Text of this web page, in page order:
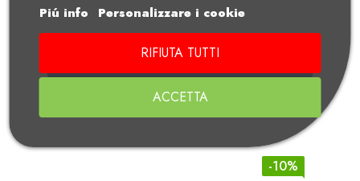
Prezzo Standard
-10%
Piú info
Personalizzare i cookie
RIFIUTA TUTTI
ACCETTA